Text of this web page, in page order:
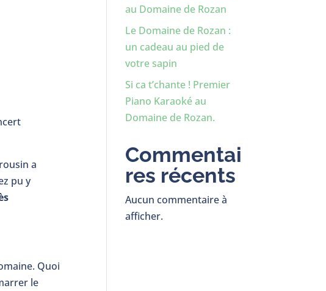
a
pu y
Quoi
le
au Domaine de Rozan
Le Domaine de Rozan :
un cadeau au pied de
votre sapin
Si ca t’chante ! Premier
Piano Karaoké au
Domaine de Rozan.
Commentai
res récents
Aucun commentaire à
afficher.